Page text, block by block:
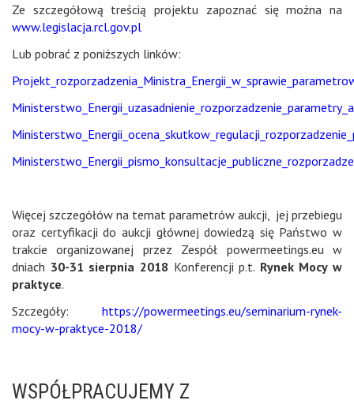
Ze szczegółową treścią projektu zapoznać się można na
www.legislacja.rcl.gov.pl
Lub pobrać z poniższych linków:
Więcej szczegółów na temat parametrów aukcji, jej przebiegu
oraz certyfikacji do aukcji głównej dowiedzą się Państwo w
trakcie organizowanej przez Zespół powermeetings.eu w
dniach 30-31 sierpnia 2018 Konferencji p.t. Rynek Mocy w
praktyce.
Szczegóły: https://powermeetings.eu/seminarium-rynek-
mocy-w-praktyce-2018/
WSPÓŁPRACUJEMY Z